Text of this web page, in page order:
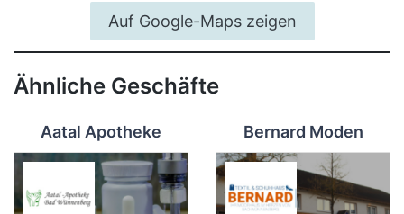
Auf Google-Maps zeigen
Ähnliche Geschäfte
Aatal Apotheke Bernard Moden